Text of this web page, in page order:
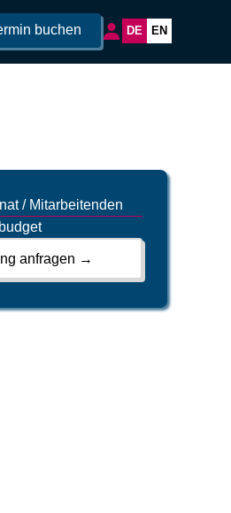
buchen DE EN
/ Mitarbeitenden
anfragen →